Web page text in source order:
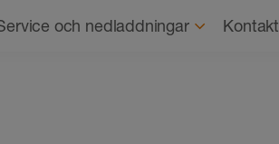
Hållbarhet Aktuellt
och nedladdningar Kontakt